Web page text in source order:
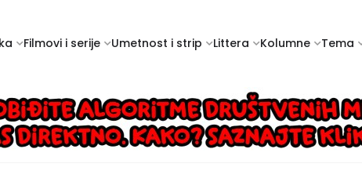
Filmovi i serije Umetnost i strip Littera Kolumne Tema